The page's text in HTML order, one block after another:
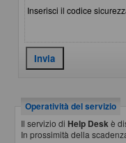
Inserisci il codice
Operatività del servizio
Il servizio di Help Desk è
In prossimità della